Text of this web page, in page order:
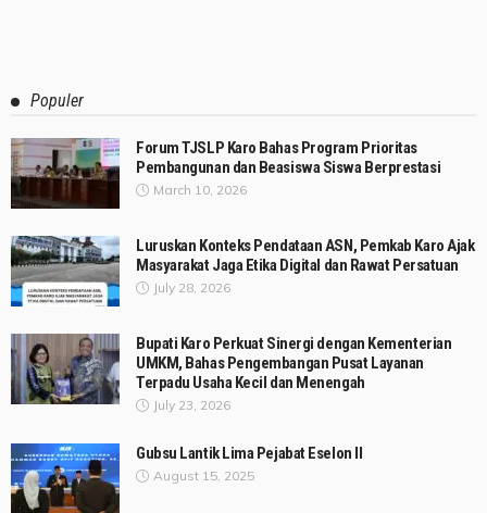
Populer
Forum TJSLP Karo Bahas Program Prioritas
Pembangunan dan Beasiswa Siswa Berprestasi
March 10, 2026
Luruskan Konteks Pendataan ASN, Pemkab Karo Ajak
Masyarakat Jaga Etika Digital dan Rawat Persatuan
July 28, 2026
Bupati Karo Perkuat Sinergi dengan Kementerian
UMKM, Bahas Pengembangan Pusat Layanan
Terpadu Usaha Kecil dan Menengah
July 23, 2026
Gubsu Lantik Lima Pejabat Eselon II
August 15, 2025